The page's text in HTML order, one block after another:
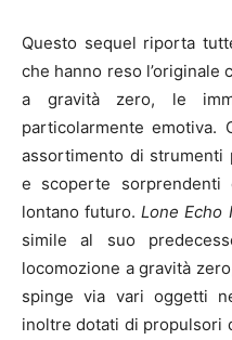
Questo sequel riporta
che hanno reso
a gravità zero, le
particolarmente emotiva.
assortimento di strumenti
e scoperte
lontano futuro.Lone Echo
simile al suo
locomozione a gravità
spinge via vari oggetti
inoltre dotati di propulsori